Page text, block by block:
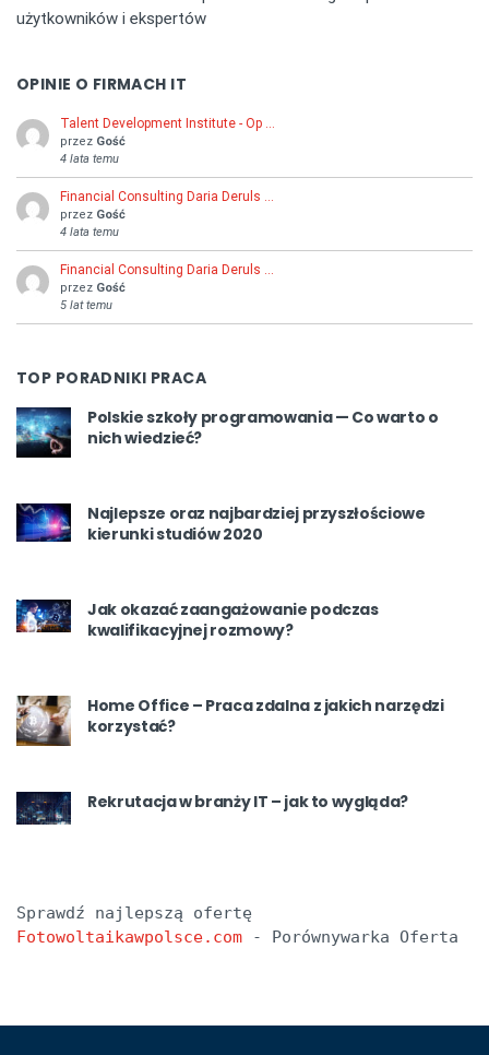
użytkowników i ekspertów
OPINIE O FIRMACH IT
Talent Development Institute - Op …
przez Gość
4 lata temu
Financial Consulting Daria Deruls …
przez Gość
4 lata temu
Financial Consulting Daria Deruls …
przez Gość
5 lat temu
TOP PORADNIKI PRACA
Polskie szkoły programowania — Co warto o
nich wiedzieć?
Najlepsze oraz najbardziej przyszłościowe
kierunki studiów 2020
Jak okazać zaangażowanie podczas
kwalifikacyjnej rozmowy?
Home Office – Praca zdalna z jakich narzędzi
korzystać?
Rekrutacja w branży IT – jak to wygląda?
Fotowoltaikawpolsce.com - Porównywarka Oferta